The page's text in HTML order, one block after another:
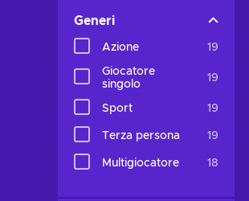
Generi
Azione 19
Giocatore
singolo
19
Sport 19
Terza persona 19
Multigiocatore 18